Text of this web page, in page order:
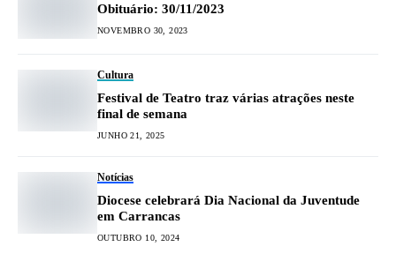
Obituário: 30/11/2023
NOVEMBRO 30, 2023
Cultura
Festival de Teatro traz várias atrações neste
final de semana
JUNHO 21, 2025
Notícias
Diocese celebrará Dia Nacional da Juventude
em Carrancas
OUTUBRO 10, 2024